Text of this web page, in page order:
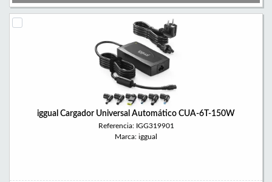
iggual Cargador Universal Automático CUA-6T-150W
Referencia: IGG319901
Marca: iggual